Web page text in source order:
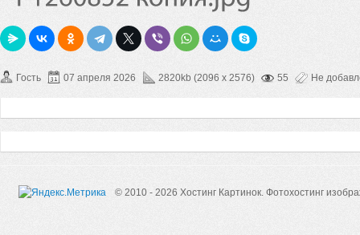
Гость 07 апреля 2026 2820kb (2096 x 2576) 55 Не
© 2010 - 2026 Хостинг Картинок. Фотохостинг